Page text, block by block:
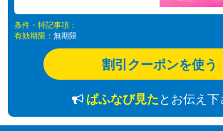
条件・特記事項：
有効期限： 無期限
割引クーポンを使う
ぱふなび見た とお伝え下